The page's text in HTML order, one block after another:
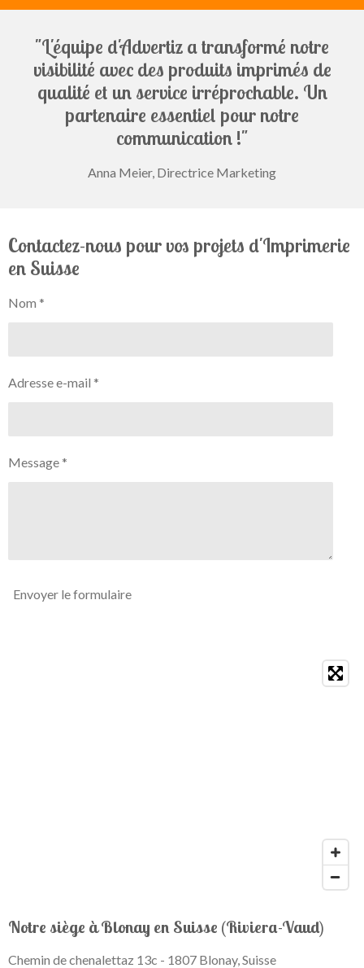
"L'équipe d'Advertiz a transformé notre
visibilité avec des produits imprimés de
qualité et un service irréprochable. Un
partenaire essentiel pour notre
communication !"
Anna Meier, Directrice Marketing
Contactez-nous pour vos projets d'Imprimerie
en Suisse
Nom *
Adresse e-mail *
Message *
Envoyer le formulaire
Notre siège à Blonay en Suisse (Riviera-Vaud)
Chemin de chenalettaz 13c - 1807 Blonay, Suisse